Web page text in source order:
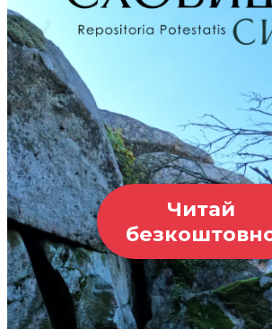
Читай